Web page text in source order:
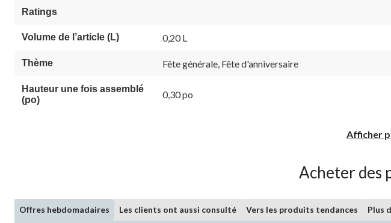
Ratings
Volume de l’article (L) 0,20 L
Thème Fête générale, Fête d'anniversaire
Hauteur une fois assemblé
(po)
0,30 po
Afficher
Acheter des
Offres hebdomadaires Les clients ont aussi consulté Vers les produits tendances Plus